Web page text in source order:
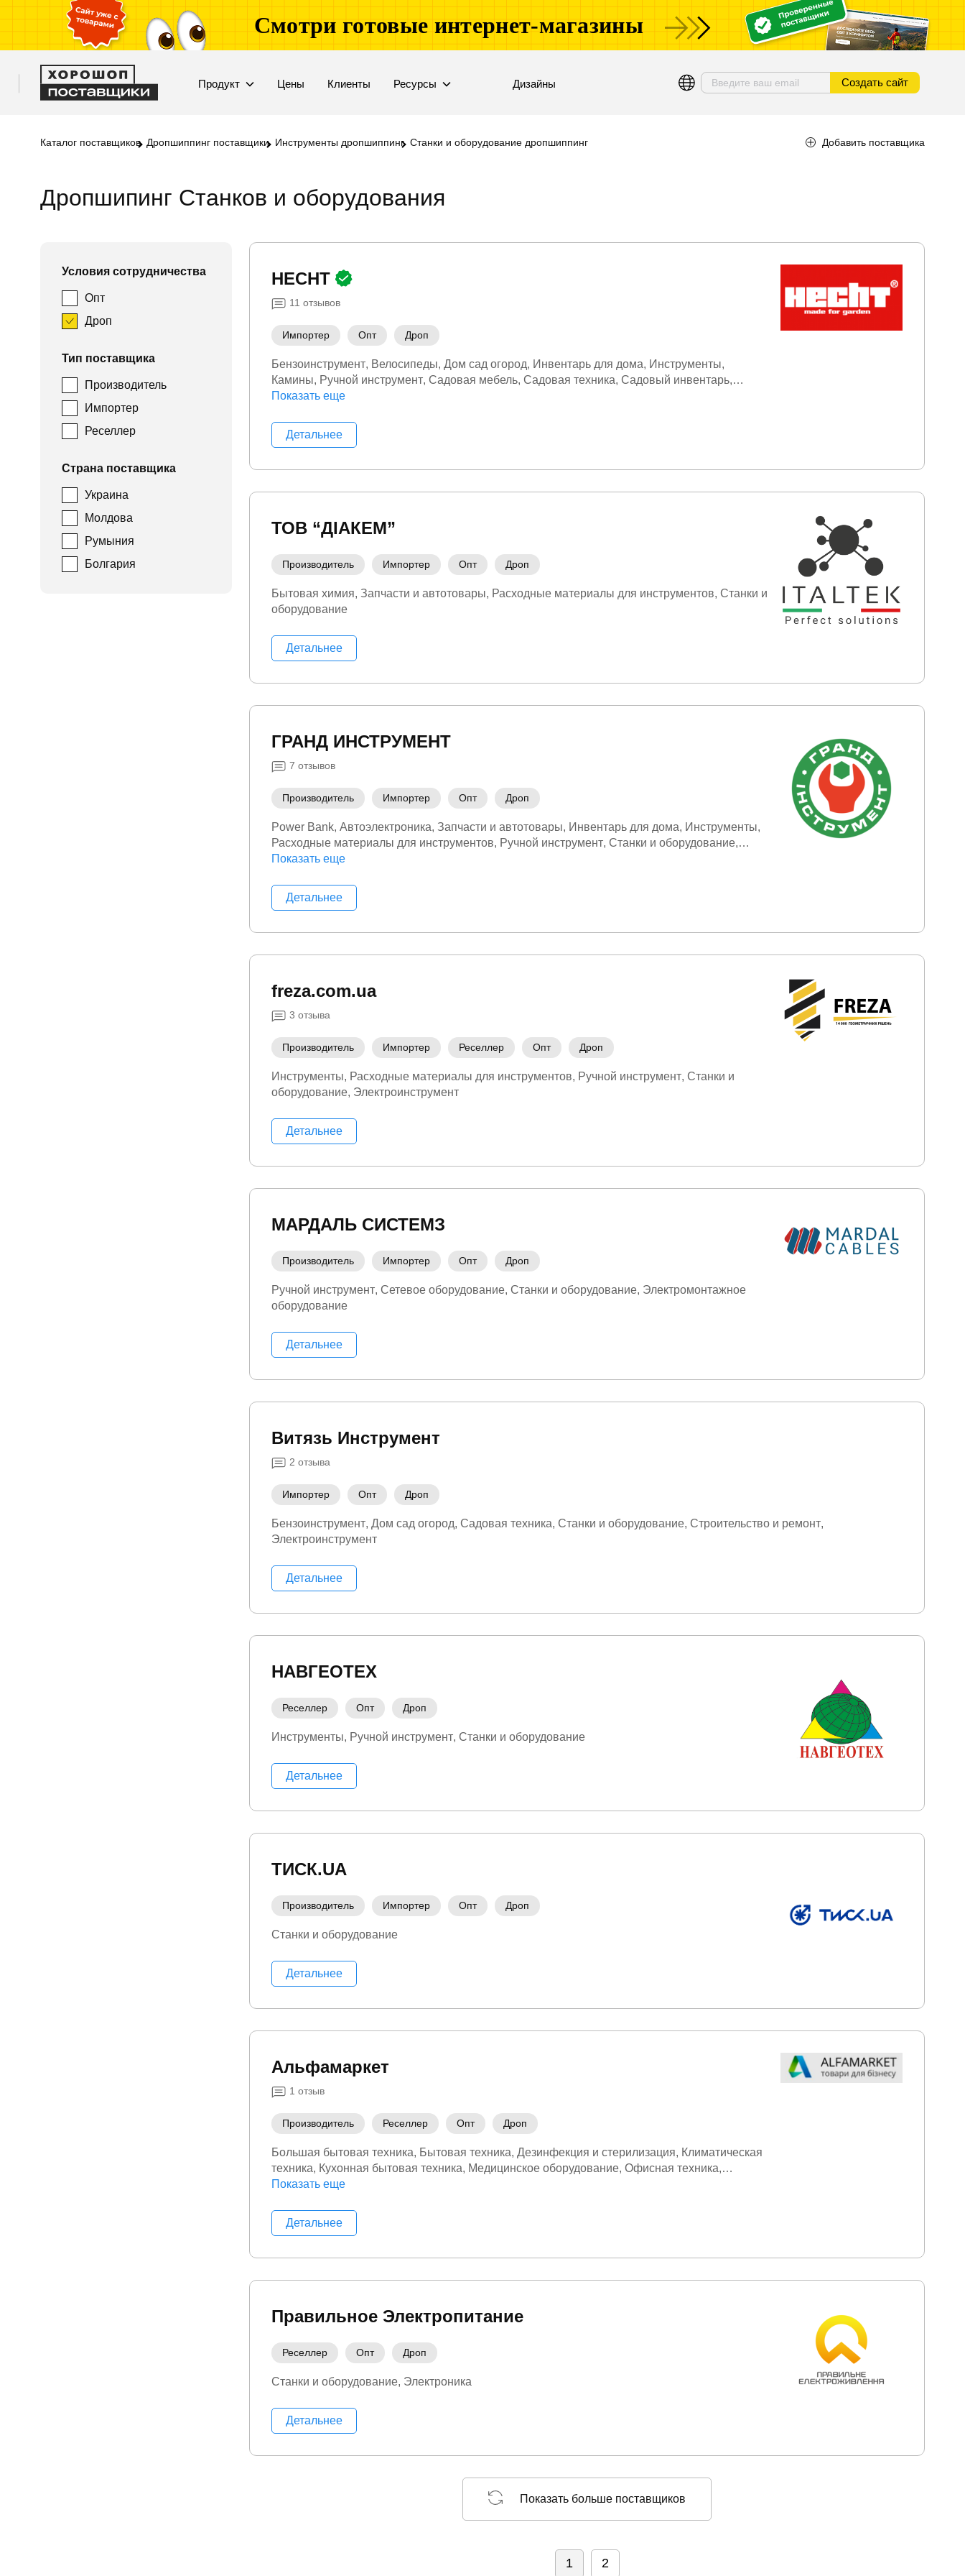
Смотри готовые интернет-магазины
Продукт Цены Клиенты Ресурсы Дизайны Создать сайт
Каталог поставщиков Дропшиппинг поставщики Инструменты дропшиппинг Станки и оборудование дропшиппинг Добавить поставщика
Дропшипинг Станков и оборудования
Условия сотрудничества
Опт
Дроп
Тип поставщика
Производитель
Импортер
Реселлер
Страна поставщика
Украина
Молдова
Румыния
Болгария
HECHT
11 отзывов
Импортер Опт Дроп
Бензоинструмент Велосипеды Дом сад огород Инвентарь для дома
Инструменты
Камины
Ручной инструмент Садовая мебель Садовая техника Садовый инвентарь
Сауны Станки и оборудование
Показать еще
Детальнее
ТОВ “ДІАКЕМ”
Производитель Импортер Опт Дроп
Бытовая химия Запчасти и автотовары Расходные материалы для инструментов Станки и
оборудование
Детальнее
ГРАНД ИНСТРУМЕНТ
7 отзывов
Производитель Импортер Опт Дроп
Power Bank Автоэлектроника Запчасти и автотовары Инвентарь для дома
Инструменты
Расходные материалы для инструментов
Ручной инструмент Станки и оборудование
Строительный инструмент
Показать еще
Детальнее
freza.com.ua
3 отзыва
Производитель Импортер Реселлер Опт Дроп
Инструменты Расходные материалы для инструментов Ручной инструмент Станки и
оборудование Электроинструмент
Детальнее
МАРДАЛЬ СИСТЕМЗ
Производитель Импортер Опт Дроп
Ручной инструмент Сетевое оборудование Станки и оборудование Электромонтажное
оборудование
Детальнее
Витязь Инструмент
2 отзыва
Импортер Опт Дроп
Бензоинструмент Дом сад огород Садовая техника Станки и оборудование Строительство и ремонт
Электроинструмент
Детальнее
НАВГЕОТЕХ
Реселлер Опт Дроп
Инструменты Ручной инструмент Станки и оборудование
Детальнее
ТИСК.UA
Производитель Импортер Опт Дроп
Станки и оборудование
Детальнее
Альфамаркет
1 отзыв
Производитель Реселлер Опт Дроп
Большая бытовая техника Бытовая техника Дезинфекция и стерилизация
Климатическая
техника
Кухонная бытовая техника Медицинское оборудование Офисная техника
Портативная электроника
Показать еще
Детальнее
Правильное Электропитание
Реселлер Опт Дроп
Станки и оборудование Электроника
Детальнее
Показать больше поставщиков
1 2